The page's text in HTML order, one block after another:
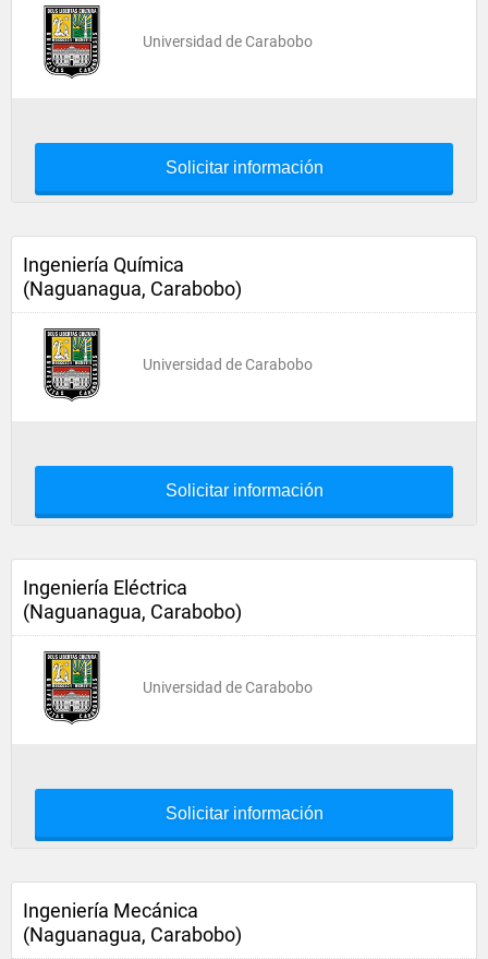
Universidad de Carabobo
Solicitar información
Ingeniería Química
(Naguanagua, Carabobo)
Universidad de Carabobo
Solicitar información
Ingeniería Eléctrica
(Naguanagua, Carabobo)
Universidad de Carabobo
Solicitar información
Ingeniería Mecánica
(Naguanagua, Carabobo)